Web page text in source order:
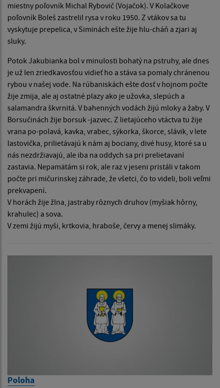
miestny poľov­ník Michal Rybovič (Vojačok). V Kolačkove
poľovník Boleš zastrelil rysa v roku 1950. Z vtákov sa tu
vyskytuje prepelica, v Siminách ešte žije hlu-cháň a zjari aj
sluky.
Potok Jakubianka bol v minulosti bohatý na pstruhy, ale dnes
je už len zriedkavosťou vidieť ho a stáva sa pomaly chránenou
rybou v našej vode. Na rúbaniskách ešte dosť v hojnom počte
žije zmija, ale aj ostatné plazy ako je užovka, slepúch a
salamandra škvrnitá. V bahenných vodách žijú mloky a ža­by. V
Borsučinách žije borsuk -jazvec. Z lietajúceho vtáctva tu žije
vrana po-polavá, kavka, vrabec, sýkorka, škorce, slávik, v lete
lastovička, prilietávajú k nám aj bociany, divé husy, ktoré sa u
nás nezdržiavajú, ale iba na oddych sa pri prelietavaní
zastavia. Nepamätám si rok, ale raz v jeseni pristáli v takom
počte pri mičurinskej záhrade, že všetci, čo to videli, boli veľmi
prekvapení.
V horách žije žlna, jastraby rôznych druhov (myšiak hôrny,
krahulec) a sova.
V zemi žijú myši, krtkovia, hraboše, červy a menej slimáky.
Poloha